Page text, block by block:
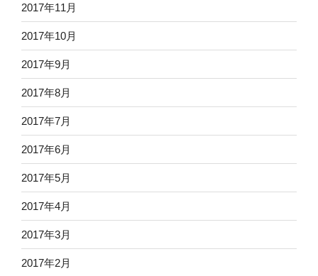
2017年11月
2017年10月
2017年9月
2017年8月
2017年7月
2017年6月
2017年5月
2017年4月
2017年3月
2017年2月